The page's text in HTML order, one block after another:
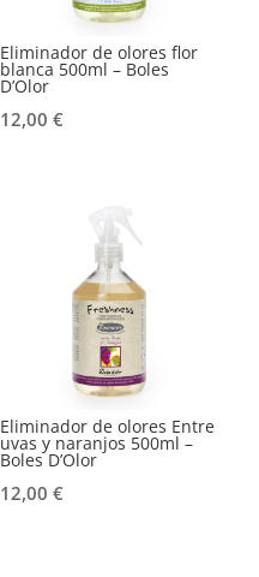
Eliminador de olores flor
blanca 500ml – Boles
D’Olor
12,00 €
Eliminador de olores Entre
uvas y naranjos 500ml –
Boles D’Olor
12,00 €